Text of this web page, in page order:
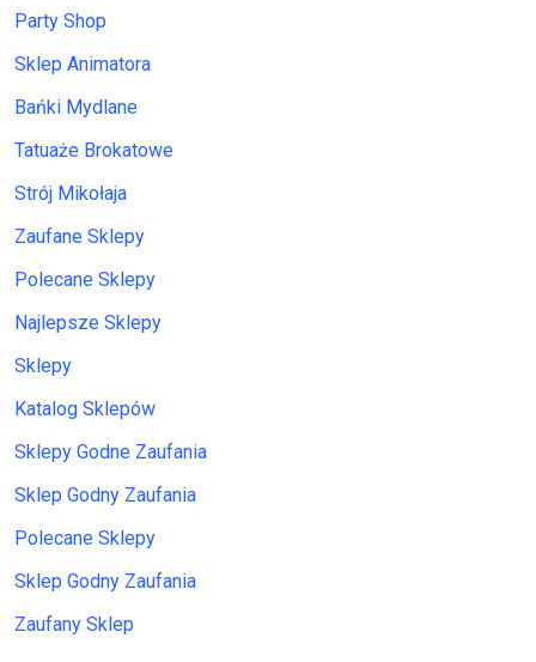
Party Shop
Sklep Animatora
Bańki Mydlane
Tatuaże Brokatowe
Strój Mikołaja
Zaufane Sklepy
Polecane Sklepy
Najlepsze Sklepy
Sklepy
Katalog Sklepów
Sklepy Godne Zaufania
Sklep Godny Zaufania
Polecane Sklepy
Sklep Godny Zaufania
Zaufany Sklep